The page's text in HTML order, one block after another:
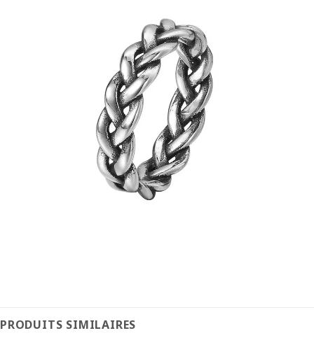
PRODUITS SIMILAIRES